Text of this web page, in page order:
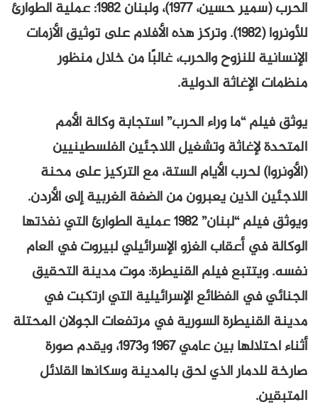
الحرب (سمير حسين، 1977)، ولبنان 1982: عملية الطوارئ
للأونروا (1982). وتركز هذه الأفلام على توثيق الأزمات
الإنسانية للنزوح والحرب، غالبًا من خلال منظور
منظمات الإغاثة الدولية.
يوثق فيلم “ما وراء الحرب” استجابة وكالة الأمم
المتحدة لإغاثة وتشغيل اللاجئين الفلسطينيين
(الأونروا) لحرب الأيام الستة، مع التركيز على محنة
اللاجئين الذين يعبرون من الضفة الغربية إلى الأردن.
ويوثق فيلم “لبنان” 1982 عملية الطوارئ التي نفذتها
الوكالة في أعقاب الغزو الإسرائيلي لبيروت في العام
نفسه. ويتتبع فيلم القنيطرة: موت مدينة التحقيق
الجنائي في الفظائع الإسرائيلية التي ارتكبت في
مدينة القنيطرة السورية في مرتفعات الجولان المحتلة
أثناء احتلالها بين عامي 1967 و1973، ويقدم صورة
صارخة للدمار الذي لحق بالمدينة وسكانها القلائل
المتبقين.